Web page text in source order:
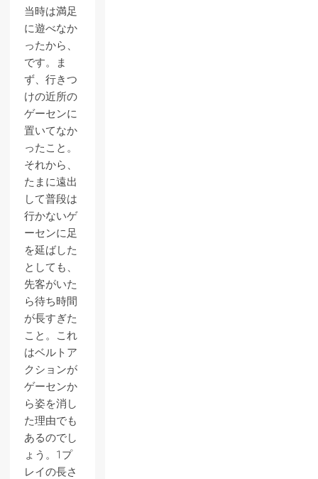
当時は満足
に遊べなか
ったから、
です。ま
ず、行きつ
けの近所の
ゲーセンに
置いてなか
ったこと。
それから、
たまに遠出
して普段は
行かないゲ
ーセンに足
を延ばした
としても、
先客がいた
ら待ち時間
が長すぎた
こと。これ
はベルトア
クションが
ゲーセンか
ら姿を消し
た理由でも
あるのでし
ょう。1プ
レイの長さ